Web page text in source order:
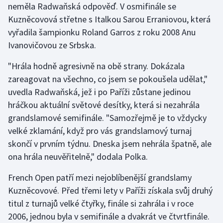
Golf
Gymnastika
Házená
Jezdectví
Judo
Krasobruslení
Lezení
Lyže a snowboard
Moderní pětiboj
neměla Radwaňská odpověď. V osmifinále se
Kuzněcovová střetne s Italkou Sarou Erraniovou, která
vyřadila šampionku Roland Garros z roku 2008 Anu
Ivanovičovou ze Srbska.
"Hrála hodně agresivně na obě strany. Dokázala
zareagovat na všechno, co jsem se pokoušela udělat,"
uvedla Radwaňská, jež i po Paříži zůstane jedinou
hráčkou aktuální světové desítky, která si nezahrála
grandslamové semifinále. "Samozřejmě je to vždycky
velké zklamání, když pro vás grandslamový turnaj
skončí v prvním týdnu. Dneska jsem nehrála špatně, ale
ona hrála neuvěřitelně," dodala Polka.
French Open patří mezi nejoblíbenější grandslamy
Kuzněcovové. Před třemi lety v Paříži získala svůj druhý
titul z turnajů velké čtyřky, finále si zahrála i v roce
2006, jednou byla v semifinále a dvakrát ve čtvrtfinále.